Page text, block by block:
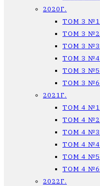
2020Г.
ТОМ 3 №1
ТОМ 3 №2
ТОМ 3 №3
ТОМ 3 №4
ТОМ 3 №5
ТОМ 3 №6
2021Г.
ТОМ 4 №1
ТОМ 4 №2
ТОМ 4 №3
ТОМ 4 №4
ТОМ 4 №5
ТОМ 4 №6
2022Г.